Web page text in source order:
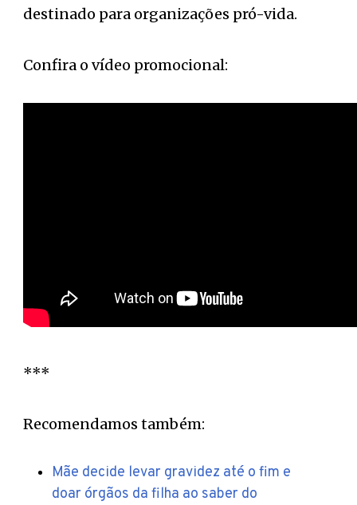
destinado para organizações pró-vida.
Confira o vídeo promocional:
***
Recomendamos também:
Mãe decide levar gravidez até o fim e
doar órgãos da filha ao saber do